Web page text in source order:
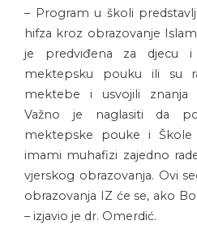
– Program u školi
hifza kroz obrazovanje
je predviđena za djecu
mektepsku pouku ili su
mektebe i usvojili znanja
Važno je naglasiti da
mektepske pouke i
imami muhafizi zajedno
vjerskog obrazovanja. Ovi
obrazovanja IZ će se, ako
– izjavio je dr. Omerdić.